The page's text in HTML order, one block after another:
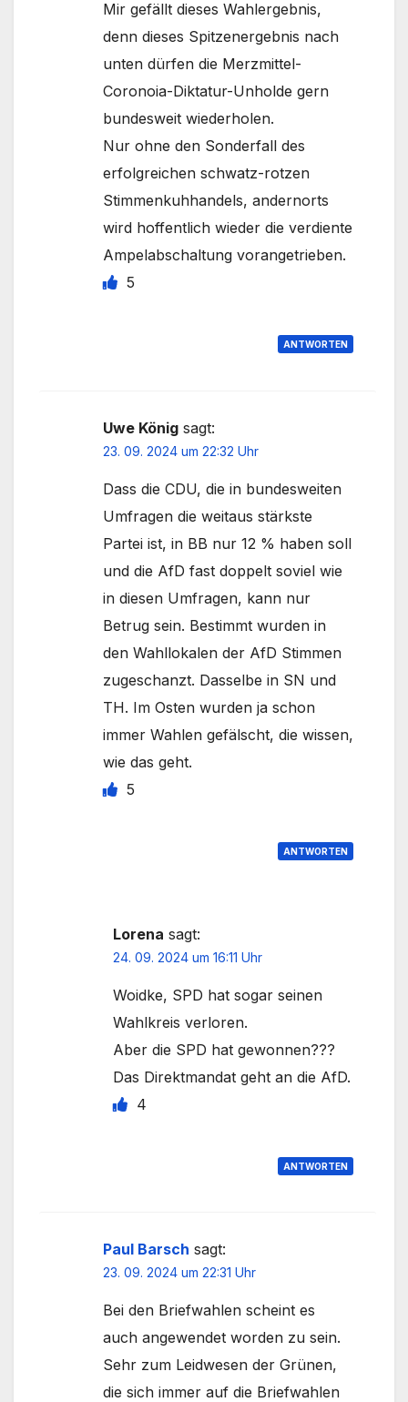
Mir gefällt dieses Wahlergebnis,
denn dieses Spitzenergebnis nach
unten dürfen die Merzmittel-
Coronoia-Diktatur-Unholde gern
bundesweit wiederholen.
Nur ohne den Sonderfall des
erfolgreichen schwatz-rotzen
Stimmenkuhhandels, andernorts
wird hoffentlich wieder die verdiente
Ampelabschaltung vorangetrieben.
5
ANTWORTEN
Uwe König sagt:
23. 09. 2024 um 22:32 Uhr
Dass die CDU, die in bundesweiten
Umfragen die weitaus stärkste
Partei ist, in BB nur 12 % haben soll
und die AfD fast doppelt soviel wie
in diesen Umfragen, kann nur
Betrug sein. Bestimmt wurden in
den Wahllokalen der AfD Stimmen
zugeschanzt. Dasselbe in SN und
TH. Im Osten wurden ja schon
immer Wahlen gefälscht, die wissen,
wie das geht.
5
ANTWORTEN
Lorena sagt:
24. 09. 2024 um 16:11 Uhr
Woidke, SPD hat sogar seinen
Wahlkreis verloren.
Aber die SPD hat gewonnen???
Das Direktmandat geht an die AfD.
4
ANTWORTEN
Paul Barsch sagt:
23. 09. 2024 um 22:31 Uhr
Bei den Briefwahlen scheint es
auch angewendet worden zu sein.
Sehr zum Leidwesen der Grünen,
die sich immer auf die Briefwahlen